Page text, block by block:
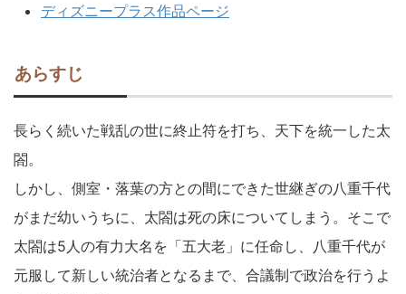
ディズニープラス作品ページ
あらすじ
長らく続いた戦乱の世に終止符を打ち、天下を統一した太
閤。
しかし、側室・落葉の方との間にできた世継ぎの八重千代
がまだ幼いうちに、太閤は死の床についてしまう。そこで
太閤は5人の有力大名を「五大老」に任命し、八重千代が
元服して新しい統治者となるまで、合議制で政治を行うよ